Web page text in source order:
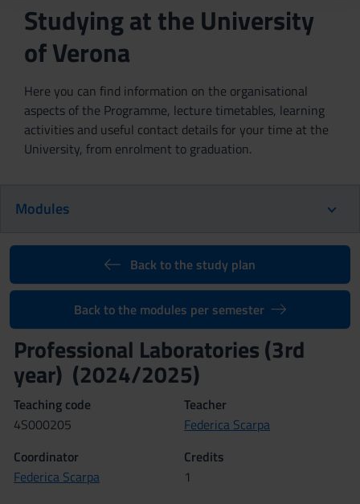
Studying at the University
of Verona
Here you can find information on the organisational
aspects of the Programme, lecture timetables, learning
activities and useful contact details for your time at the
University, from enrolment to graduation.
Modules
Back to the study plan
Back to the modules per semester
Professional Laboratories (3rd
year) (2024/2025)
Teaching code
4S000205
Teacher
Federica Scarpa
Coordinator
Federica Scarpa
Credits
1